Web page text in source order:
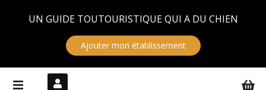
UN GUIDE TOUTOURISTIQUE QUI A DU CHIEN
Ajouter mon établissement